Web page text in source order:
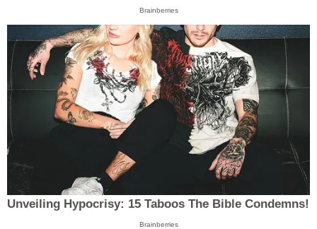
Brainberries
Unveiling Hypocrisy: 15 Taboos The Bible Condemns!
Brainberries